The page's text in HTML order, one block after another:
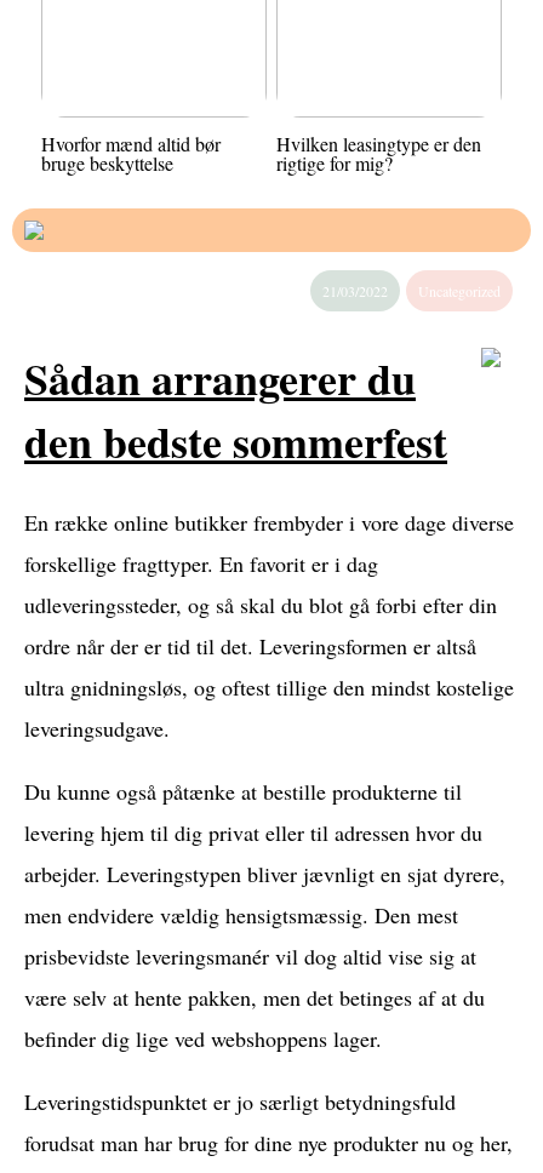
Hvorfor mænd altid bør
bruge beskyttelse
Hvilken leasingtype er den
rigtige for mig?
21/03/2022 Uncategorized
Sådan arrangerer du
den bedste sommerfest
En række online butikker frembyder i vore dage diverse
forskellige fragttyper. En favorit er i dag
udleveringssteder, og så skal du blot gå forbi efter din
ordre når der er tid til det. Leveringsformen er altså
ultra gnidningsløs, og oftest tillige den mindst kostelige
leveringsudgave.
Du kunne også påtænke at bestille produkterne til
levering hjem til dig privat eller til adressen hvor du
arbejder. Leveringstypen bliver jævnligt en sjat dyrere,
men endvidere vældig hensigtsmæssig. Den mest
prisbevidste leveringsmanér vil dog altid vise sig at
være selv at hente pakken, men det betinges af at du
befinder dig lige ved webshoppens lager.
Leveringstidspunktet er jo særligt betydningsfuld
forudsat man har brug for dine nye produkter nu og her,